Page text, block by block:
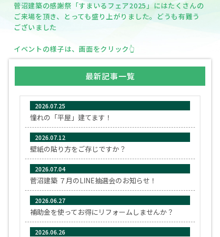
菅沼建築の感謝祭「すまいるフェア2025」にはたくさんの
ご来場を頂き、とっても盛り上がりました。どうも有難う
ございました
イベントの様子は、画面をクリック👆
最新記事一覧
2026.07.25
憧れの「平屋」建てます！
2026.07.12
壁紙の貼り方をご存じですか？
2026.07.04
菅沼建築 ７月のLINE抽選会のお知らせ！
2026.06.27
補助金を使ってお得にリフォームしませんか？
2026.06.26